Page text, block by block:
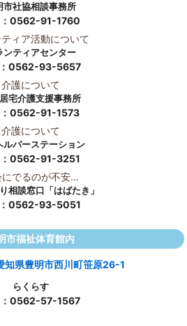
市社協相談事務所
0562-91-1760
ィア活動について
ンティアセンター
0562-93-5657
介護について
宅介護支援事務所
0562-91-1573
介護について
ルパーステーション
0562-91-3251
でるのが不安...
相談窓口「はばたき」
0562-93-5051
市福祉体育館内
県豊明市西川町笹原26-1
らくらす
0562-57-1567